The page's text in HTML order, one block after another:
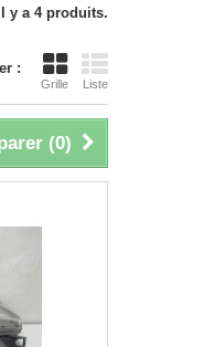
Il y a 4 produits.
:
Grille Liste
(0)